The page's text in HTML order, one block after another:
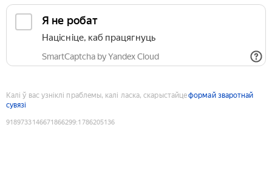
Я не робат
Націсніце, каб працягнуць
SmartCaptcha by Yandex Cloud
Калі ў вас узніклі праблемы, калі ласка, скарыстайцеформай зваротнай
сувязі
9189733146671866299:1786205136